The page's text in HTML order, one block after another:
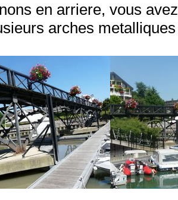
en arriere, vous
arches